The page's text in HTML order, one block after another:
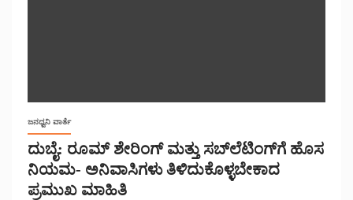
ಜನಧ್ವನಿ ವಾರ್ತೆ
ದುಬೈ: ರೂಮ್ ಶೇರಿಂಗ್ ಮತ್ತು ಸಬ್‌ಲೆಟಿಂಗ್‌ಗೆ ಹೊಸ
ನಿಯಮ- ಅನಿವಾಸಿಗಳು ತಿಳಿದುಕೊಳ್ಳಬೇಕಾದ
ಪ್ರಮುಖ ಮಾಹಿತಿ